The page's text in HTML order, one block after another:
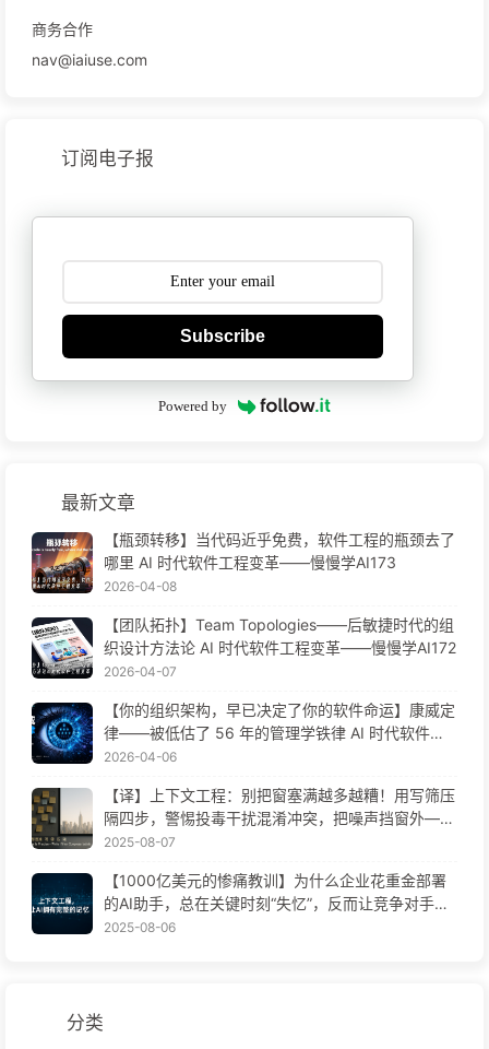
商务合作
nav@iaiuse.com
订阅电子报
Subscribe
Powered by
最新文章
【瓶颈转移】当代码近乎免费，软件工程的瓶颈去了
哪里 AI 时代软件工程变革——慢慢学AI173
2026-04-08
【团队拓扑】Team Topologies——后敏捷时代的组
织设计方法论 AI 时代软件工程变革——慢慢学AI172
2026-04-07
【你的组织架构，早已决定了你的软件命运】康威定
律——被低估了 56 年的管理学铁律 AI 时代软件工
程变革——慢慢学AI171
2026-04-06
【译】上下文工程：别把窗塞满越多越糟！用写筛压
隔四步，警惕投毒干扰混淆冲突，把噪声挡窗外——
慢慢学AI170
2025-08-07
【1000亿美元的惨痛教训】为什么企业花重金部署
的AI助手，总在关键时刻“失忆”，反而让竞争对手实
现90%性能提升？——慢慢学AI169
2025-08-06
分类